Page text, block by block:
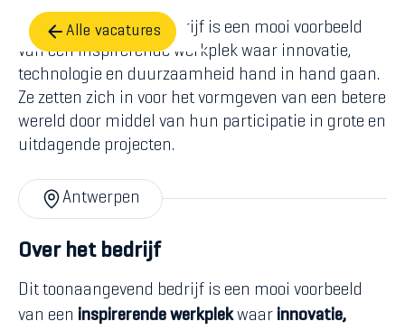
Alle vacatures
Dit toonaangevend bedrijf is een mooi voorbeeld
van een inspirerende werkplek waar innovatie,
technologie en duurzaamheid hand in hand gaan.
Ze zetten zich in voor het vormgeven van een betere
wereld door middel van hun participatie in grote en
uitdagende projecten.
Antwerpen
Over het bedrijf
Dit toonaangevend bedrijf is een mooi voorbeeld
van een inspirerende werkplekwaar innovatie,